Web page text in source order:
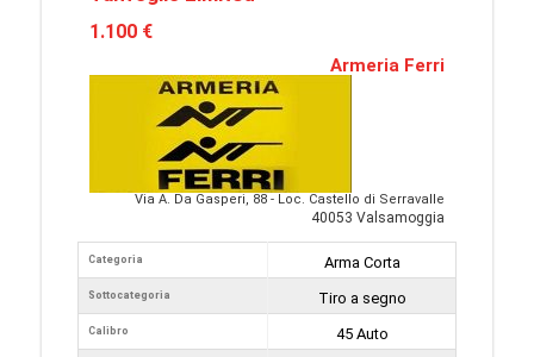
1.100 €
Armeria Ferri
Via A. Da Gasperi, 88 - Loc. Castello di Serravalle
40053 Valsamoggia
Categoria
Sottocategoria
Calibro
Arma Corta
Tiro a segno
45 Auto